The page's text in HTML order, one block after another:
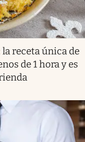
receta única de
de 1 hora y es